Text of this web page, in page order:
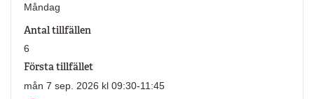
Måndag
Antal tillfällen
6
Första tillfället
mån 7 sep. 2026 kl 09:30-11:45